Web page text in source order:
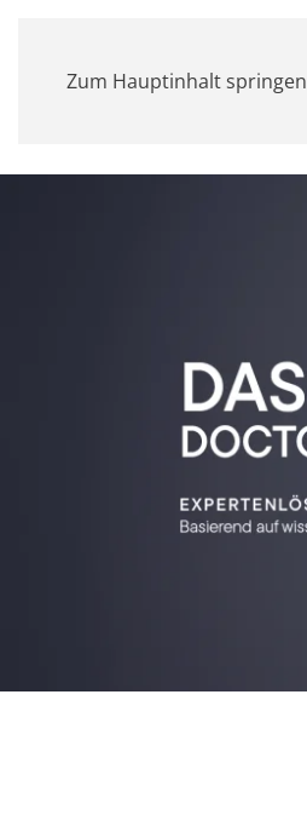
Zum Hauptinhalt springen